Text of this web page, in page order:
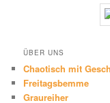
ÜBER UNS
Chaotisch mit
Freitagsbemme
Graureiher